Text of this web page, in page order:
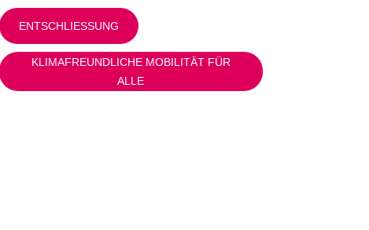
ENTSCHLIESSUNG
KLIMAFREUNDLICHE MOBILITÄT FÜR
ALLE